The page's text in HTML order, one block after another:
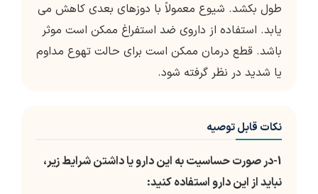
طول بکشد. شیوع معمولاً با دوزهای بعدی کاهش می
یابد. استفاده از داروی ضد استفراغ ممکن است موثر
باشد. قطع درمان ممکن است برای حالت تهوع مداوم
یا شدید در نظر گرفته شود.
نکات قابل توصیه
1-در صورت حساسیت به این دارو یا داشتن شرایط زیر،
نباید از این دارو استفاده کنید: